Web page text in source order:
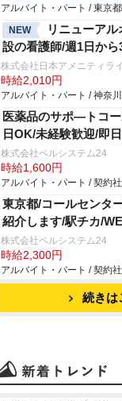
アルバイト・パート / 東京都
NEW
リニューア
設の看護師/週1日か
株式会社日本アメニティラ
時給2,010円
アルバイト・パート / 神奈
医薬品のサポ―トコ
日OK/未経験歓迎/即
株式会社ベルシステム24
時給1,600円
アルバイト・パート / 契約
東京都/コールセンタ
紹介します/駅チカ/
株式会社ベルシステム24
時給2,300円
アルバイト・パート / 契約
続きは